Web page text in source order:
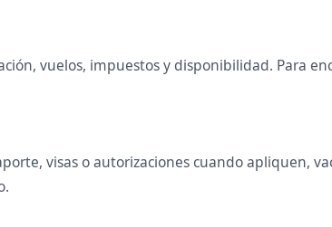
vuelos, impuestos y disponibilidad. Para
visas o autorizaciones cuando apliquen,